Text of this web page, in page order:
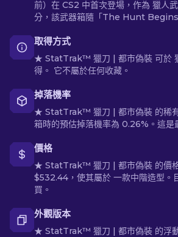
前）在 CS2 中首次登場，作為 獵人
分，該武器箱隨「The Hunt Begins
取得方式
★ StatTrak™ 獵刀 | 都市偽裝 可於
得。 它不屬於任何收藏。
掉落機率
★ StatTrak™ 獵刀 | 都市偽裝 的稀
箱時的預估掉落機率為 0.26%。這是
價格
★ StatTrak™ 獵刀 | 都市偽裝 的價
$532.44，使其屬於 一款中階造型。
買。
外觀版本
★ StatTrak™ 獵刀 | 都市偽裝 的浮